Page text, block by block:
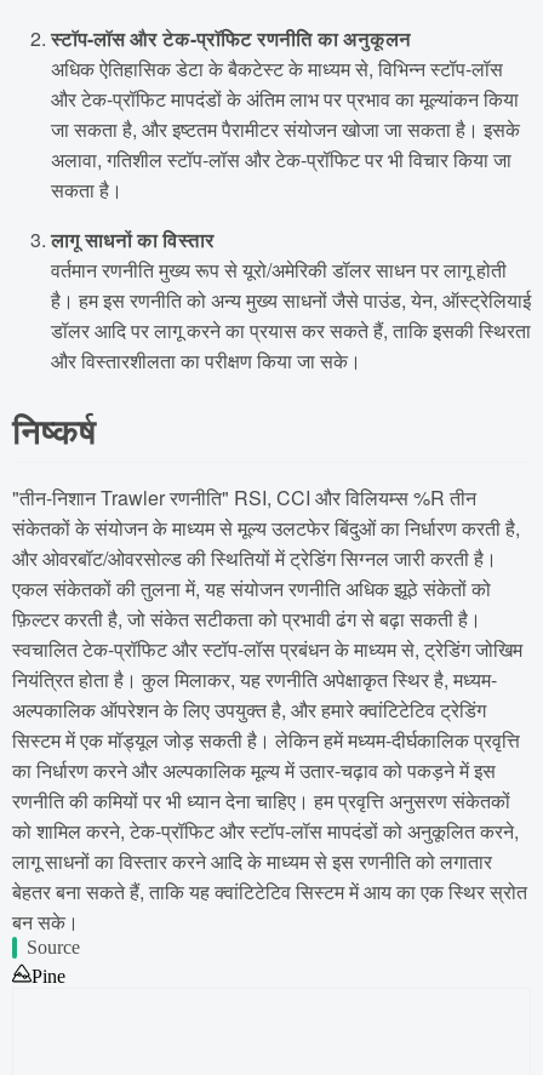
स्टॉप-लॉस और टेक-प्रॉफिट रणनीति का अनुकूलन
अधिक ऐतिहासिक डेटा के बैकटेस्ट के माध्यम से, विभिन्न स्टॉप-लॉस
और टेक-प्रॉफिट मापदंडों के अंतिम लाभ पर प्रभाव का मूल्यांकन किया
जा सकता है, और इष्टतम पैरामीटर संयोजन खोजा जा सकता है। इसके
अलावा, गतिशील स्टॉप-लॉस और टेक-प्रॉफिट पर भी विचार किया जा
सकता है।
लागू साधनों का विस्तार
वर्तमान रणनीति मुख्य रूप से यूरो/अमेरिकी डॉलर साधन पर लागू होती
है। हम इस रणनीति को अन्य मुख्य साधनों जैसे पाउंड, येन, ऑस्ट्रेलियाई
डॉलर आदि पर लागू करने का प्रयास कर सकते हैं, ताकि इसकी स्थिरता
और विस्तारशीलता का परीक्षण किया जा सके।
निष्कर्ष
"तीन-निशान Trawler रणनीति" RSI, CCI और विलियम्स %R तीन
संकेतकों के संयोजन के माध्यम से मूल्य उलटफेर बिंदुओं का निर्धारण करती है,
और ओवरबॉट/ओवरसोल्ड की स्थितियों में ट्रेडिंग सिग्नल जारी करती है।
एकल संकेतकों की तुलना में, यह संयोजन रणनीति अधिक झूठे संकेतों को
फ़िल्टर करती है, जो संकेत सटीकता को प्रभावी ढंग से बढ़ा सकती है।
स्वचालित टेक-प्रॉफिट और स्टॉप-लॉस प्रबंधन के माध्यम से, ट्रेडिंग जोखिम
नियंत्रित होता है। कुल मिलाकर, यह रणनीति अपेक्षाकृत स्थिर है, मध्यम-
अल्पकालिक ऑपरेशन के लिए उपयुक्त है, और हमारे क्वांटिटेटिव ट्रेडिंग
सिस्टम में एक मॉड्यूल जोड़ सकती है। लेकिन हमें मध्यम-दीर्घकालिक प्रवृत्ति
का निर्धारण करने और अल्पकालिक मूल्य में उतार-चढ़ाव को पकड़ने में इस
रणनीति की कमियों पर भी ध्यान देना चाहिए। हम प्रवृत्ति अनुसरण संकेतकों
को शामिल करने, टेक-प्रॉफिट और स्टॉप-लॉस मापदंडों को अनुकूलित करने,
लागू साधनों का विस्तार करने आदि के माध्यम से इस रणनीति को लगातार
बेहतर बना सकते हैं, ताकि यह क्वांटिटेटिव सिस्टम में आय का एक स्थिर स्रोत
बन सके।
Source
Pine